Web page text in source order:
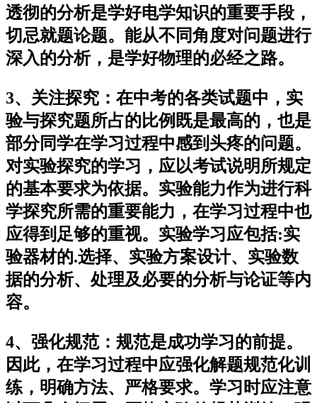
透彻的分析是学好电学知识的重要手段，
切忌就题论题。能从不同角度对问题进行
深入的分析，是学好物理的必经之路。
3、关注探究：在中考的各类试题中，实
验与探究题所占的比例既是最高的，也是
部分同学在学习过程中感到头疼的问题。
对实验探究的学习，应以考试说明所规定
的基本要求为依据。实验能力作为进行科
学探究所需的重要能力，在学习过程中也
应得到足够的重视。实验学习应包括:实
验器材的.选择、实验方案设计、实验数
据的分析、处理及必要的分析与论证等内
容。
4、强化规范：规范是成功学习的前提。
因此，在学习过程中应强化解题规范化训
练，明确方法、严格要求。学习时应注意